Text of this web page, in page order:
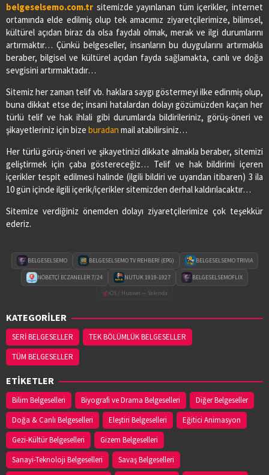
belgeselsemo.com.tr sitemizde yayınlanan tüm içerikler, internet
ortamında elde edilmiş olup tek amacımız ziyaretçilerimize, bilimsel,
kültürel açıdan biraz da olsa faydalı olmak, merak ve ilgi durumlarını
artırmaktır… Çünkü belgeseller, insanların bu duygularını artırmakla
beraber, bilgisel ve kültürel açıdan fayda sağlamakta, canlı ve doğa
sevgisini artırmaktadır…
Sitemiz her zaman telif vb. haklara saygı göstermeyi ilke edinmiş olup,
buna dikkat etse de; insani hatalardan dolayı gözümüzden kaçan her
türlü telif ve hak ihlali gibi durumlarda bildirileriniz, görüş-öneri ve
şikayetleriniz için bize buradan mail atabilirsiniz…
Her türlü görüş-öneri ve şikayetinizi dikkate almakla beraber, sitemizi
geliştirmek için çaba göstereceğiz… Telif ve hak bildirimi içeren
içerikler tespit edilmesi halinde (ilgili bildiri ve uyarıdan itibaren) 3 ila
10 gün içinde ilgili içerik/içerikler sitemizden derhal kaldırılacaktır…
Sitemize verdiğiniz önemden dolayı ziyaretçilerimize çok teşekkür
ederiz.
BELGESELSEMO BELGESELSEMO TV REHBERİ (EPG) BELGESELSEMO TRIVIA
NÖBETÇİ ECZANELER 7/24 NUTUK 1919-1927
BELGESELSEMOFLIX
iOS / Huawei — Yakında
KATEGORİLER
SERİ BELGESELLER
TEK BÖLÜMLÜK BELGESELLER
TÜM BELGESELLER
ETİKETLER
Bilim Belgeselleri Biyografi ve Drama Belgeselleri
Diğer Belgeseller
Doğa & Canlı Belgeselleri
Eleştiri Belgeselleri
Eğitici Animasyon
Gezi-Kültür Belgeselleri
Gizem Belgeselleri
Sanayi-Teknoloji Belgeselleri
Savaş Belgeselleri